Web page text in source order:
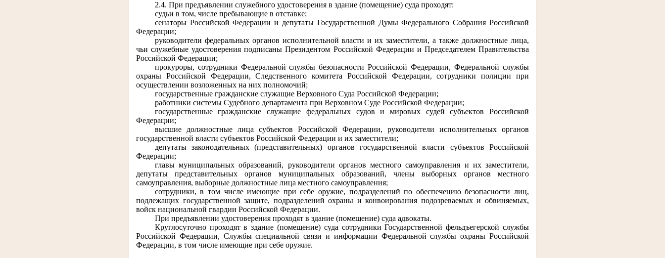
2.4. При предъявлении служебного удостоверения в здание (помещение) суда проходят:
судьи в том, числе пребывающие в отставке;
сенаторы Российской Федерации и депутаты Государственной Думы Федерального Собрания Российской
Федерации;
руководители федеральных органов исполнительной власти и их заместители, а также должностные лица,
чьи служебные удостоверения подписаны Президентом Российской Федерации и Председателем Правительства
Российской Федерации;
прокуроры, сотрудники Федеральной службы безопасности Российской Федерации, Федеральной службы
охраны Российской Федерации, Следственного комитета Российской Федерации, сотрудники полиции при
осуществлении возложенных на них полномочий;
государственные гражданские служащие Верховного Суда Российской Федерации;
работники системы Судебного департамента при Верховном Суде Российской Федерации;
государственные гражданские служащие федеральных судов и мировых судей субъектов Российской
Федерации;
высшие должностные лица субъектов Российской Федерации, руководители исполнительных органов
государственной власти субъектов Российской Федерации и их заместители;
депутаты законодательных (представительных) органов государственной власти субъектов Российской
Федерации;
главы муниципальных образований, руководители органов местного самоуправления и их заместители,
депутаты представительных органов муниципальных образований, члены выборных органов местного
самоуправления, выборные должностные лица местного самоуправления;
сотрудники, в том числе имеющие при себе оружие, подразделений по обеспечению безопасности лиц,
подлежащих государственной защите, подразделений охраны и конвоирования подозреваемых и обвиняемых,
войск национальной гвардии Российской Федерации.
При предъявлении удостоверения проходят в здание (помещение) суда адвокаты.
Круглосуточно проходят в здание (помещение) суда сотрудники Государственной фельдъегерской службы
Российской Федерации, Службы специальной связи и информации Федеральной службы охраны Российской
Федерации, в том числе имеющие при себе оружие.